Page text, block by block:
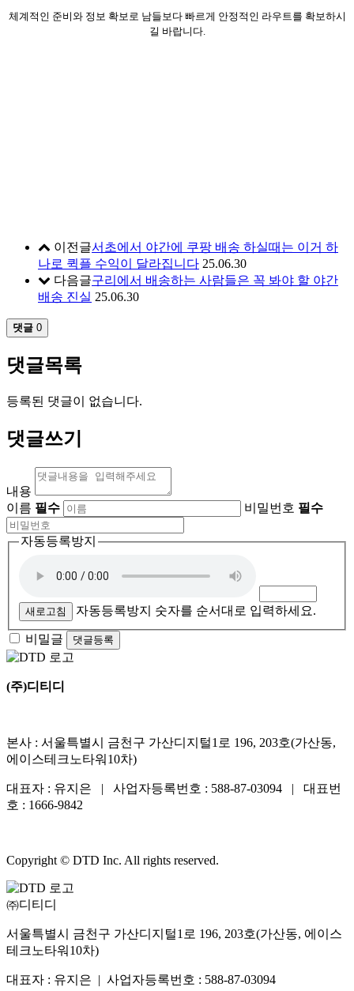
체계적인 준비와 정보 확보로 남들보다 빠르게 안정적인 라우트를 확보하시
길 바랍니다.
이전글서초에서 야간에 쿠팡 배송 하실때는 이거 하
나로 퀵플 수익이 달라집니다 25.06.30
다음글구리에서 배송하는 사람들은 꼭 봐야 할 야간
배송 진실 25.06.30
댓글 0
댓글목록
등록된 댓글이 없습니다.
댓글쓰기
내용
이름 필수 비밀번호 필수
자동등록방지
새로고침 자동등록방지 숫자를 순서대로 입력하세요.
비밀글 댓글등록
(주)디티디
본사 : 서울특별시 금천구 가산디지털1로 196, 203호(가산동,
에이스테크노타워10차)
대표자 : 유지은 | 사업자등록번호 : 588-87-03094 | 대표번
호 : 1666-9842
Copyright © DTD Inc. All rights reserved.
㈜디티디
서울특별시 금천구 가산디지털1로 196, 203호(가산동, 에이스
테크노타워10차)
대표자 : 유지은 | 사업자등록번호 : 588-87-03094